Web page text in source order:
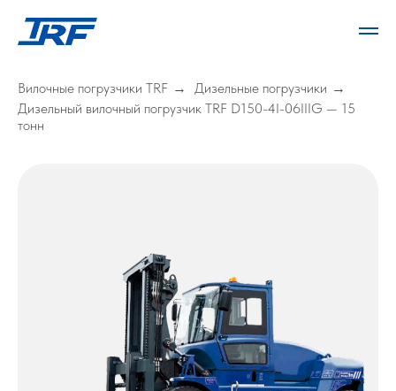
Вилочные погрузчики TRF → Дизельные погрузчики →
Дизельный вилочный погрузчик TRF D150-4I-06IIIG — 15
тонн